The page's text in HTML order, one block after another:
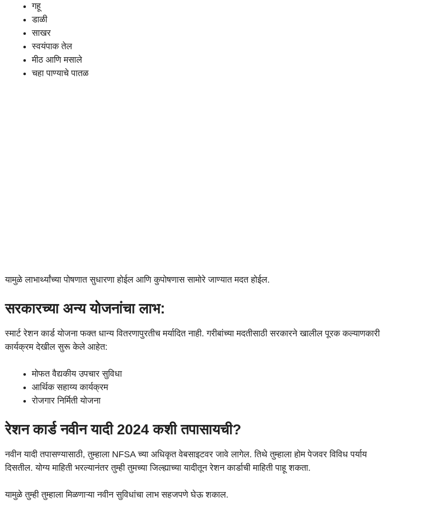
गहू
डाळी
साखर
स्वयंपाक तेल
मीठ आणि मसाले
चहा पाण्याचे पातळ
यामुळे लाभार्थ्यांच्या पोषणात सुधारणा होईल आणि कुपोषणास सामोरे जाण्यात मदत होईल.
सरकारच्या अन्य योजनांचा लाभ:
स्मार्ट रेशन कार्ड योजना फक्त धान्य वितरणापुरतीच मर्यादित नाही. गरीबांच्या मदतीसाठी सरकारने खालील पूरक कल्याणकारी
कार्यक्रम देखील सुरू केले आहेत:
मोफत वैद्यकीय उपचार सुविधा
आर्थिक सहाय्य कार्यक्रम
रोजगार निर्मिती योजना
रेशन कार्ड नवीन यादी 2024 कशी तपासायची?
नवीन यादी तपासण्यासाठी, तुम्हाला NFSA च्या अधिकृत वेबसाइटवर जावे लागेल. तिथे तुम्हाला होम पेजवर विविध पर्याय
दिसतील. योग्य माहिती भरल्यानंतर तुम्ही तुमच्या जिल्ह्याच्या यादीतून रेशन कार्डाची माहिती पाहू शकता.
यामुळे तुम्ही तुम्हाला मिळणाऱ्या नवीन सुविधांचा लाभ सहजपणे घेऊ शकाल.